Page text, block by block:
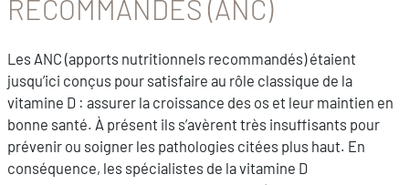
RECOMMANDÉS (ANC)
Les ANC (apports nutritionnels recommandés) étaient
jusqu’ici conçus pour satisfaire au rôle classique de la
vitamine D : assurer la croissance des os et leur maintien en
bonne santé. À présent ils s’avèrent très insuffisants pour
prévenir ou soigner les pathologies citées plus haut. En
conséquence, les spécialistes de la vitamine D